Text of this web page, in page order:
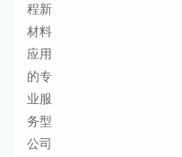
程新
材料
应用
的专
业服
务型
公司